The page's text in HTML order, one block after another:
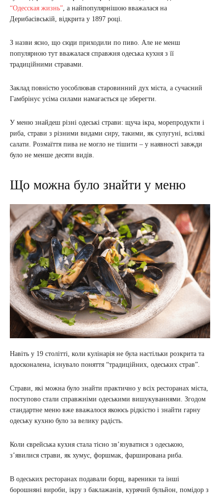
“Oдесская жизнь” , а найпопулярнішою вважалася на
Дерибасівській, відкрита у 1897 році.
З назви ясно, що сюди приходили по пиво. Але не менш
популярною тут вважалася справжня одеська кухня з її
традиційними стравами.
Заклад повністю уособлював старовинний дух міста, а сучасний
Гамбрінус усіма силами намагається це зберегти.
У меню знайдеш різні одеські страви: щуча ікра, морепродукти і
риба, страви з різними видами сиру, такими, як сулугуні, всілякі
салати. Розмаїття пива не могло не тішити – у наявності завжди
було не менше десяти видів.
Що можна було знайти у меню
Навіть у 19 столітті, коли кулінарія не була настільки розкрита та
вдосконалена, існувало поняття “традиційних, одеських страв”.
Страви, які можна було знайти практично у всіх ресторанах міста,
поступово стали справжніми одеськими вишукуваннями. Згодом
стандартне меню вже вважалося якоюсь рідкістю і знайти гарну
одеську кухню було за велику радість.
Коли єврейська кухня стала тісно зв’язуватися з одеською,
з’явилися страви, як хумус, форшмак, фарширована риба.
В одеських ресторанах подавали борщ, вареники та інші
борошняні вироби, ікру з баклажанів, курячий бульйон, помідор з